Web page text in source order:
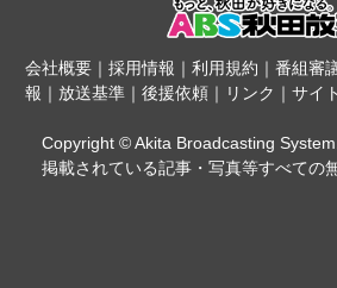
会社概要｜ 採用情報 ｜ 利用規約 ｜ 番組審
報 ｜ 放送基準 ｜ 後援依頼 ｜ リンク ｜ サイ
Copyright © Akita Broadcasting
掲載されている記事・写真等すべての